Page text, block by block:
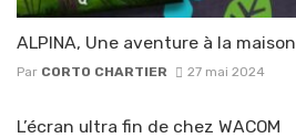
ALPINA, Une aventure à la maison
Par CORTO CHARTIER 27 mai 2024
L’écran ultra fin de chez WACOM